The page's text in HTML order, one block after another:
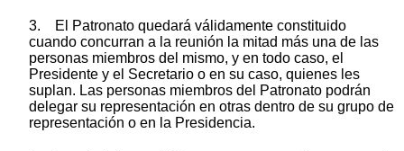
3. El Patronato quedará válidamente constituido
cuando concurran a la reunión la mitad más una de las
personas miembros del mismo, y en todo caso, el
Presidente y el Secretario o en su caso, quienes les
suplan. Las personas miembros del Patronato podrán
delegar su representación en otras dentro de su grupo de
representación o en la Presidencia.